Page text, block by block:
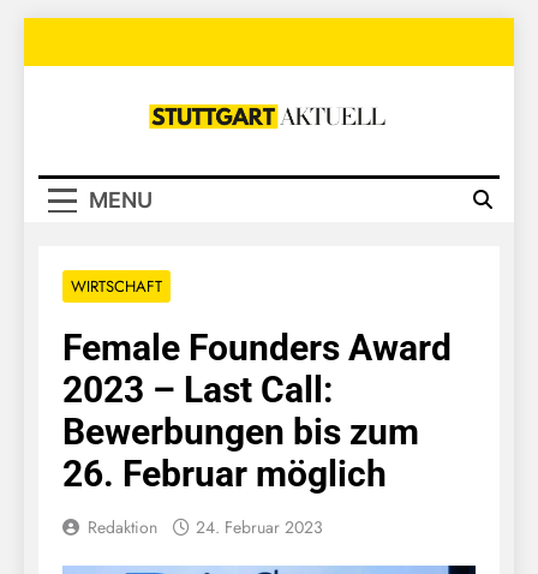
Stuttgart
MENU
WIRTSCHAFT
Female Founders Award
2023 – Last Call:
Bewerbungen bis zum
26. Februar möglich
Redaktion 24. Februar 2023